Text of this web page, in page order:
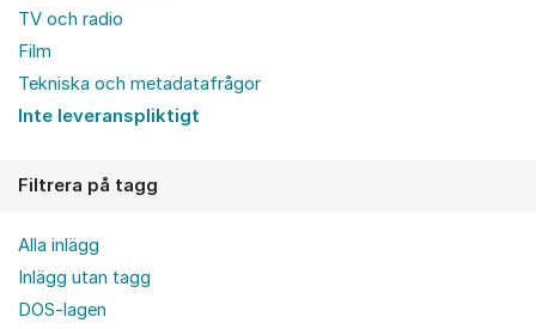
TV och radio
Film
Tekniska och metadatafrågor
Inte leveranspliktigt
Filtrera på tagg
Alla inlägg
Inlägg utan tagg
DOS-lagen